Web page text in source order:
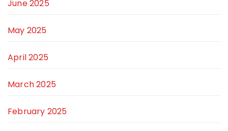
June 2025
May 2025
April 2025
March 2025
February 2025